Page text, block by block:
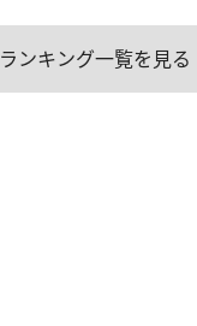
ランキング一覧を見る